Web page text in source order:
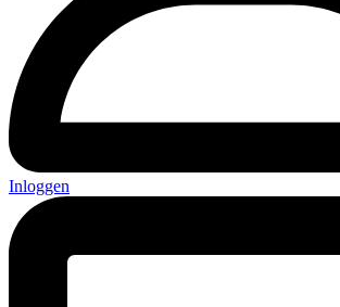
Inloggen